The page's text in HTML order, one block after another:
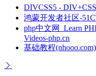
DIVCSS5 -
鸿蒙开发者社区-
php中文网_Learn
Videos-php.cn
基础教程